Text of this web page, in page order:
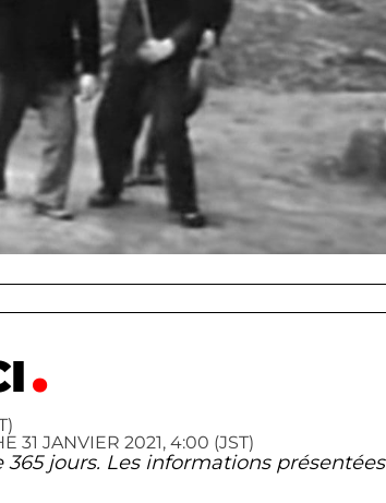
31 JANVIER 2021, 4:00 (JST)
jours. Les informations présentées